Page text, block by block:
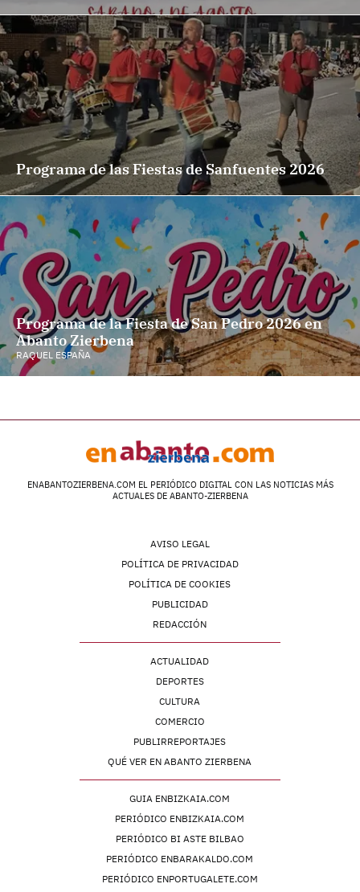
Programa de las Fiestas de Sanfuentes 2026
Programa de la Fiesta de San Pedro 2026 en
Abanto Zierbena
RAQUEL ESPAÑA
ENABANTOZIERBENA.COM EL PERIÓDICO DIGITAL CON LAS NOTICIAS MÁS
ACTUALES DE ABANTO-ZIERBENA
AVISO LEGAL
POLÍTICA DE PRIVACIDAD
POLÍTICA DE COOKIES
PUBLICIDAD
REDACCIÓN
ACTUALIDAD
DEPORTES
CULTURA
COMERCIO
PUBLIRREPORTAJES
QUÉ VER EN ABANTO ZIERBENA
GUIA ENBIZKAIA.COM
PERIÓDICO ENBIZKAIA.COM
PERIÓDICO BI ASTE BILBAO
PERIÓDICO ENBARAKALDO.COM
PERIÓDICO ENPORTUGALETE.COM